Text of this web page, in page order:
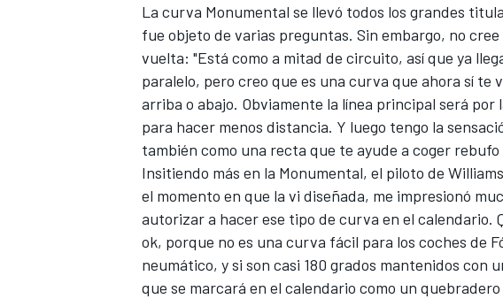
La curva Monumental se llevó todos los grandes
fue objeto de varias preguntas. Sin embargo, no
vuelta: "Está como a mitad de circuito, así que ya
paralelo, pero creo que es una curva que ahora sí
arriba o abajo. Obviamente la línea principal será
para hacer menos distancia. Y luego tengo la
también como una recta que te ayude a coger
Insitiendo más en la Monumental, el piloto de
el momento en que la vi diseñada, me impresionó
autorizar a hacer ese tipo de curva en el calendario.
ok, porque no es una curva fácil para los coches de
neumático, y si son casi 180 grados mantenidos con
que se marcará en el calendario como un